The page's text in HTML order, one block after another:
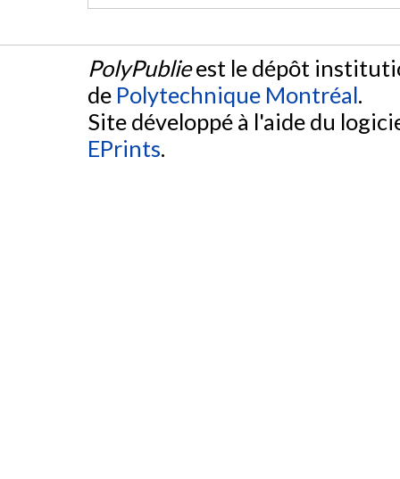
PolyPublieest le dépôt
de Polytechnique Montréal.
Site développé à l'aide du
EPrints.